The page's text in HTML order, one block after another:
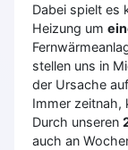
Dabei spielt es
Heizung um
stellen uns in
der Ursache
Immer zeitnah,
Durch unseren
auch an